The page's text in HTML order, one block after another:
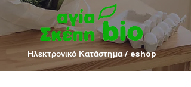
Ηλεκτρονικό Κατάστημα / eshop